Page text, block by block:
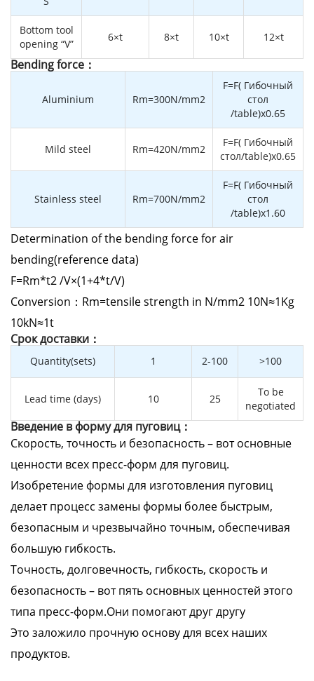
Bottom tool
opening “V”
6×t 8×t 10×t 12×t
Bending force：
Aluminium Rm=300N/mm2
F=F( Гибочный
стол
/table)x0.65
Mild steel Rm=420N/mm2
F=F( Гибочный
стол/table)x0.65
Stainless steel Rm=700N/mm2
F=F( Гибочный
стол
/table)x1.60
Determination of the bending force for air
bending(reference data)
F=Rm*t2 /V×(1+4*t/V)
Conversion：Rm=tensile strength in N/mm2 10N≈1Kg
10kN≈1t
Cрок доставки：
Quantity(sets) 1 2-100 >100
Lead time (days) 10 25
To be
negotiated
Введение в форму для пуговиц：
Скорость, точность и безопасность – вот основные
ценности всех пресс-форм для пуговиц.
Изобретение формы для изготовления пуговиц
делает процесс замены формы более быстрым,
безопасным и чрезвычайно точным, обеспечивая
большую гибкость.
Точность, долговечность, гибкость, скорость и
безопасность – вот пять основных ценностей этого
типа пресс-форм.Они помогают друг другу
Это заложило прочную основу для всех наших
продуктов.